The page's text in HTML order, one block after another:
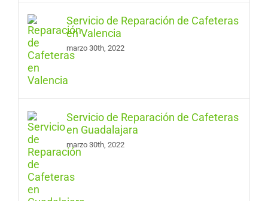
Servicio de Reparación de Cafeteras
en Valencia
marzo 30th, 2022
Servicio de Reparación de Cafeteras
en Guadalajara
marzo 30th, 2022